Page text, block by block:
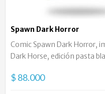
Spawn Dark Horror
Comic Spawn Dark Horror,
Dark Horse, edición pasta
$ 88.000